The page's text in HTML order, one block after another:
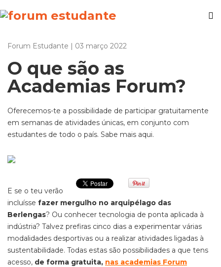
Forum Estudante | 03 março 2022
O que são as
Academias Forum?
Oferecemos-te a possibilidade de participar gratuitamente
em semanas de atividades únicas, em conjunto com
estudantes de todo o país. Sabe mais aqui.
E se o teu verão
incluísse fazer mergulho no arquipélago das
Berlengas? Ou conhecer tecnologia de ponta aplicada à
indústria? Talvez prefiras cinco dias a experimentar várias
modalidades desportivas ou a realizar atividades ligadas à
sustentabilidade. Todas estas são possibilidades a que tens
acesso, de forma gratuita, nas academias Forum